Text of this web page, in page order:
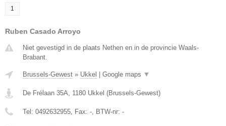
1
Ruben Casado Arroyo
Niet gevestigd in de plaats Nethen en in de provincie Waals-
Brabant.
Brussels-Gewest » Ukkel Google maps ▼
De Frélaan 35A, 1180 Ukkel (Brussels-Gewest)
Tel: 0492632955, Fax: -, BTW-nr: -